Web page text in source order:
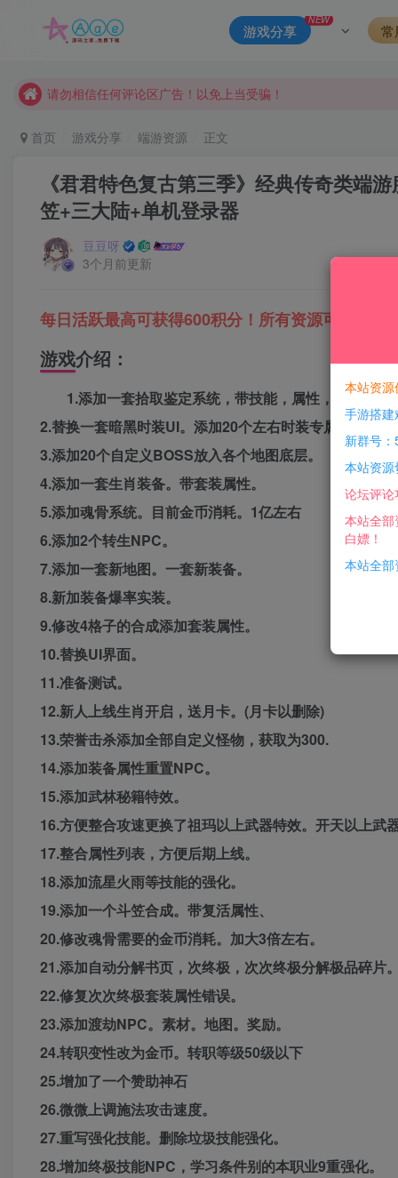
游戏分享
NEW
常
本站一律禁止以任何方式发布或转载任何违法的相关信息，访客
请勿相信任何评论区广告！以免上当受骗！
首页
游戏分享 端游资源 正文
《君君特色复古第三季》经典传奇类端
笠+三大陆+单机登录器
豆豆呀
3个月前更新
每日活跃最高可获得600积分！所有资源可以使用
游戏介绍：
1.添加一套拾取鉴定系统，带技能，属性，成长，技
2.替换一套暗黑时装UI。添加20个左右时装专属。
3.添加20个自定义BOSS放入各个地图底层。
4.添加一套生肖装备。带套装属性。
5.添加魂骨系统。目前金币消耗。1亿左右
6.添加2个转生NPC。
7.添加一套新地图。一套新装备。
8.新加装备爆率实装。
9.修改4格子的合成添加套装属性。
10.替换UI界面。
11.准备测试。
12.新人上线生肖开启，送月卡。(月卡以删除)
13.荣誉击杀添加全部自定义怪物，获取为300.
14.添加装备属性重置NPC。
15.添加武林秘籍特效。
16.方便整合攻速更换了祖玛以上武器特效。开天以上武
17.整合属性列表，方便后期上线。
18.添加流星火雨等技能的强化。
19.添加一个斗笠合成。带复活属性、
20.修改魂骨需要的金币消耗。加大3倍左右。
21.添加自动分解书页，次终极，次次终极分解极品碎片。
22.修复次次终极套装属性错误。
23.添加渡劫NPC。素材。地图。奖励。
24.转职变性改为金币。转职等级50级以下
25.增加了一个赞助神石
26.微微上调施法攻击速度。
27.重写强化技能。删除垃圾技能强化。
28.增加终极技能NPC，学习条件别的本职业9重强化。
本站资
手游搭建
新群号
本站资源
论坛评论
本站全
白嫖！
本站全